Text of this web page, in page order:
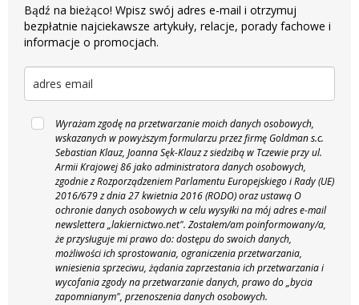
Bądź na bieżąco! Wpisz swój adres e-mail i otrzymuj
bezpłatnie najciekawsze artykuły, relacje, porady fachowe i
informacje o promocjach.
Wyrażam zgodę na przetwarzanie moich danych osobowych,
wskazanych w powyższym formularzu przez firmę Goldman s.c.
Sebastian Klauz, Joanna Sęk-Klauz z siedzibą w Tczewie przy ul.
Armii Krajowej 86 jako administratora danych osobowych,
zgodnie z Rozporządzeniem Parlamentu Europejskiego i Rady (UE)
2016/679 z dnia 27 kwietnia 2016 (RODO) oraz ustawą O
ochronie danych osobowych w celu wysyłki na mój adres e-mail
newslettera „lakiernictwo.net". Zostałem/am poinformowany/a,
że przysługuje mi prawo do: dostępu do swoich danych,
możliwości ich sprostowania, ograniczenia przetwarzania,
wniesienia sprzeciwu, żądania zaprzestania ich przetwarzania i
wycofania zgody na przetwarzanie danych, prawo do „bycia
zapomnianym", przenoszenia danych osobowych.